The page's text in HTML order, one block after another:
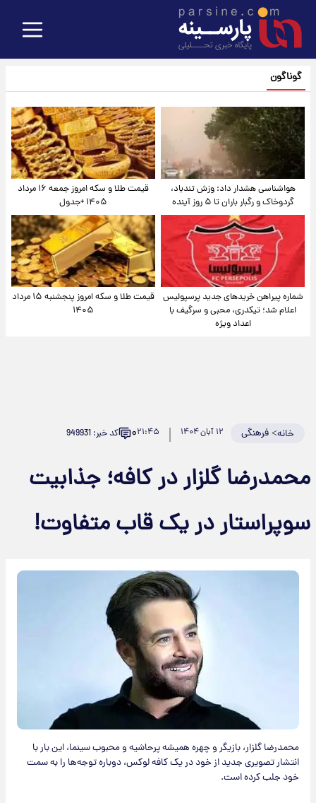
گوناگون
هواشناسی هشدار داد: وزش تندباد،
گردوخاک و رگبار باران تا ۵ روز آینده
قیمت طلا و سکه امروز جمعه ۱۶ مرداد
۱۴۰۵ +جدول
شماره پیراهن خریدهای جدید پرسپولیس
اعلام شد؛ تیکدری، محبی و سرگیف با
اعداد ویژه
قیمت طلا و سکه امروز پنجشنبه ۱۵ مرداد
۱۴۰۵
خانه>فرهنگی ۱۲ آبان ۱۴۰۴ ۲۱:۴۵۰ کد خبر: 949931
محمدرضا گلزار در کافه؛ جذابیت
سوپراستار در یک قاب متفاوت!
محمدرضا گلزار، بازیگر و چهره همیشه پرحاشیه و محبوب سینما، این بار با
انتشار تصویری جدید از خود در یک کافه لوکس، دوباره توجه‌ها را به سمت
خود جلب کرده است.